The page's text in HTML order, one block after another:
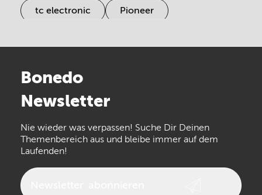
tc electronic Pioneer
Arturia
the t.bone
Walrus Audio Epiphone
Bonedo
Newsletter
Nie wieder was verpassen! Suche Dir Deinen
Themenbereich aus und bleibe immer auf dem
Laufenden!